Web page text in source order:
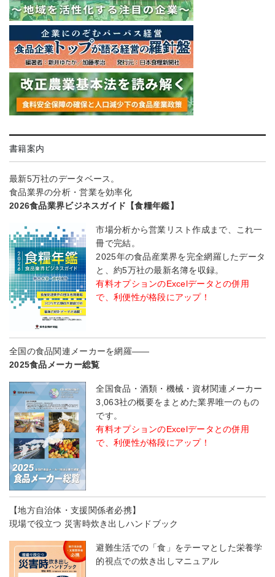
書籍案内
最新5万社のデータベース。
食品業界の分析・営業を効率化
2026食品業界ビジネスガイド【食糧年鑑】
市場分析から営業リスト作成まで、これ一
冊で完結。
2025年の食品産業界を完全網羅したデータ
と、約5万社の最新名簿を収録。
有料オプションのExcelデータとの併用
で、利便性が格段にアップ！
全国の食品関連メーカーを網羅――
2025食品メーカー総覧
全国食品・酒類・機械・資材関連メーカー
3,063社の概要をまとめた業界唯一のもの
です。
有料オプションのExcelデータとの併用
で、利便性が格段にアップ！
【地方自治体・支援関係者必携】
現場で役立つ 災害時炊き出しハンドブック
避難生活での「食」をテーマとした栄養学
的視点での炊き出しマニュアル